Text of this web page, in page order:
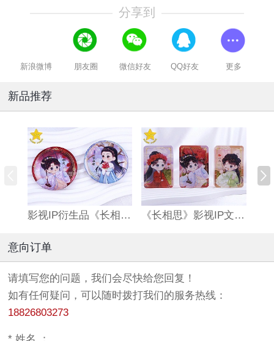
分享到
新浪微博 朋友圈 微信好友 QQ好友 更多
新品推荐
影视IP衍生品《长相思》双闪吧唧 《长相思》影视IP文创亚克力流沙麻将
意向订单
请填写您的问题，我们会尽快给您回复！
如有任何疑问，可以随时拨打我们的服务热线：
18826803273